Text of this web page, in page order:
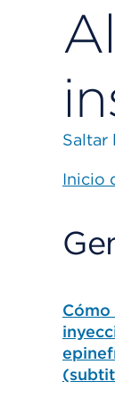
Saltar
Inicio
Cómo